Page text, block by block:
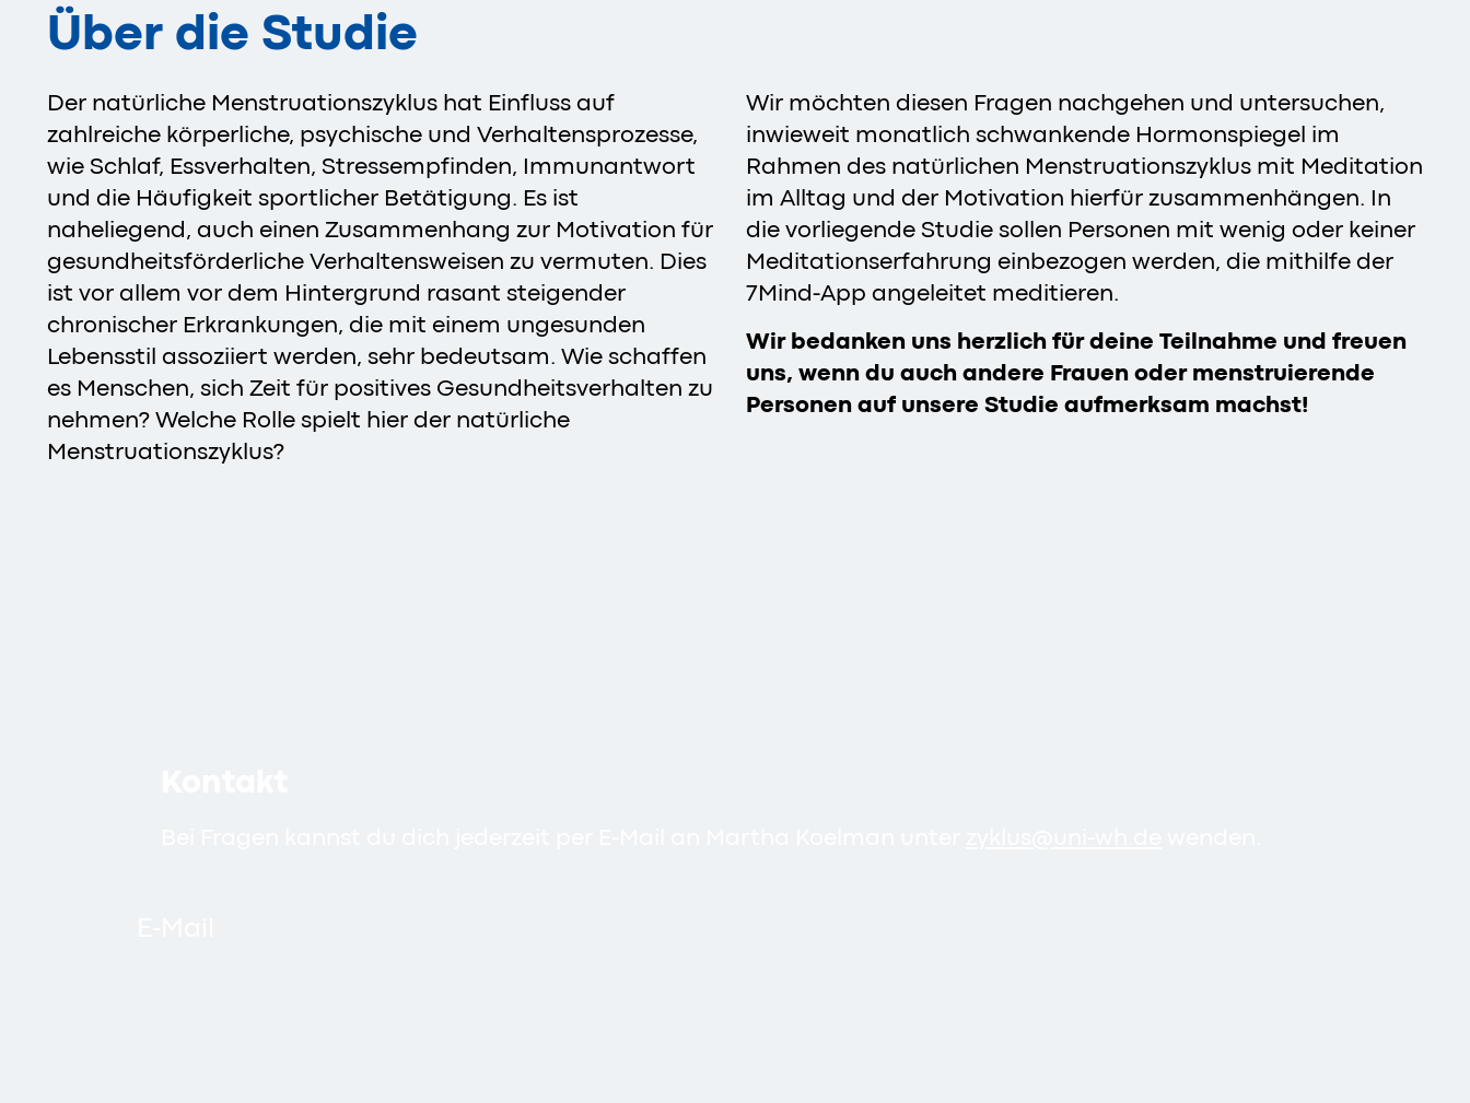
Über die Studie
Der natürliche Menstruationszyklus hat Einfluss auf
zahlreiche körperliche, psychische und Verhaltensprozesse,
wie Schlaf, Essverhalten, Stressempfinden, Immunantwort
und die Häufigkeit sportlicher Betätigung. Es ist
naheliegend, auch einen Zusammenhang zur Motivation für
gesundheitsförderliche Verhaltensweisen zu vermuten. Dies
ist vor allem vor dem Hintergrund rasant steigender
chronischer Erkrankungen, die mit einem ungesunden
Lebensstil assoziiert werden, sehr bedeutsam. Wie schaffen
es Menschen, sich Zeit für positives Gesundheitsverhalten zu
nehmen? Welche Rolle spielt hier der natürliche
Menstruationszyklus?
Wir möchten diesen Fragen nachgehen und untersuchen,
inwieweit monatlich schwankende Hormonspiegel im
Rahmen des natürlichen Menstruationszyklus mit Meditation
im Alltag und der Motivation hierfür zusammenhängen. In
die vorliegende Studie sollen Personen mit wenig oder keiner
Meditationserfahrung einbezogen werden, die mithilfe der
7Mind-App angeleitet meditieren.
Wir bedanken uns herzlich für deine Teilnahme und freuen
uns, wenn du auch andere Frauen oder menstruierende
Personen auf unsere Studie aufmerksam machst!